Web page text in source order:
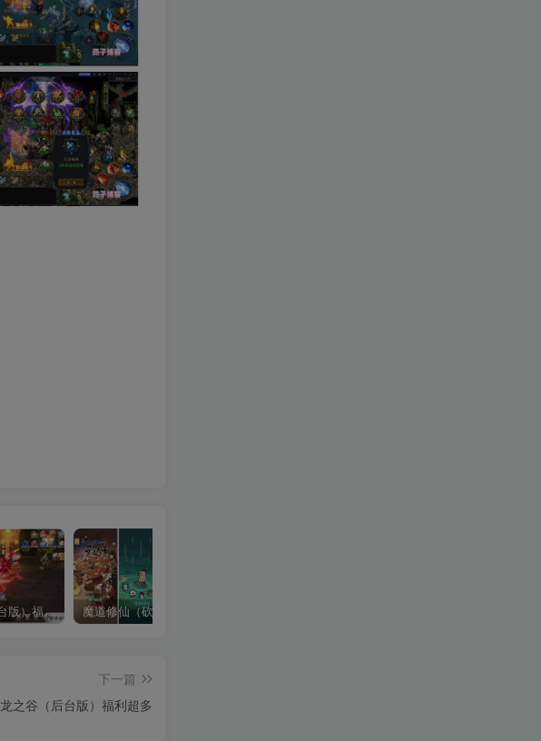
龙之谷（后台版）福利超多 魔道修仙（砍树）新版
下一篇
龙之谷（后台版）福利超多